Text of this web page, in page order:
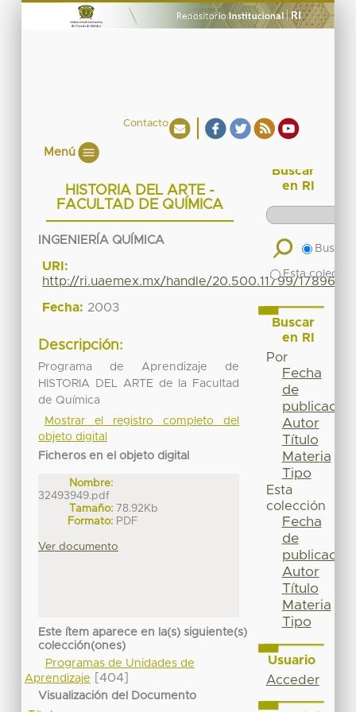
Contacto
Menú
HISTORIA DEL ARTE -
FACULTAD DE QUÍMICA
INGENIERÍA QUÍMICA
URI:
http://ri.uaemex.mx/handle/20.500.11799/17896
Fecha: 2003
Descripción:
Programa de Aprendizaje de
HISTORIA DEL ARTE de la Facultad
de Química
Mostrar el registro completo del
objeto digital
Ficheros en el objeto digital
Nombre:
32493949.pdf
Tamaño: 78.92Kb
Formato: PDF
Ver documento
Este ítem aparece en la(s) siguiente(s)
colección(ones)
Programas de Unidades de
Aprendizaje
[404]
Visualización del Documento
Buscar
en RI
Buscar
Esta
Buscar
en RI
Por
Fecha
de
publicación
Autor
Título
Materia
Tipo
Esta
colección
Fecha
de
publicación
Autor
Título
Materia
Tipo
Usuario
Acceder